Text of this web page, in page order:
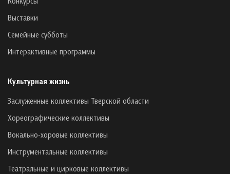
Выставки
Семейные субботы
Интерактивные программы
Культурная жизнь
Заслуженные коллективы Тверской области
Хореографические коллективы
Вокально-хоровые коллективы
Инструментальные коллективы
Театральные и цирковые коллективы